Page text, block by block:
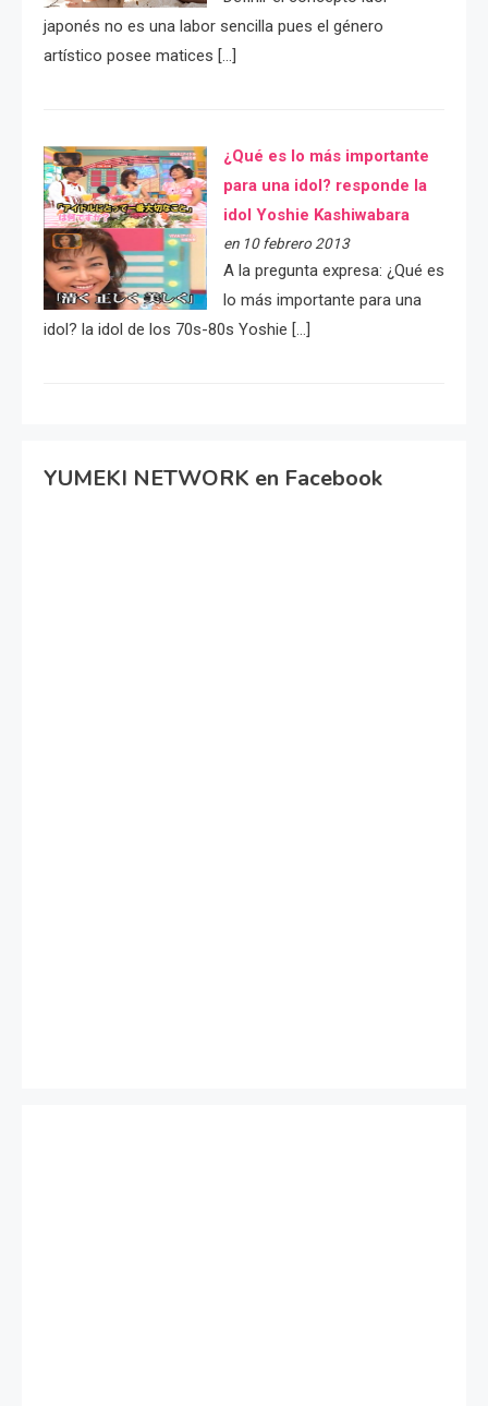
japonés no es una labor sencilla pues el género
artístico posee matices […]
¿Qué es lo más importante
para una idol? responde la
idol Yoshie Kashiwabara
en 10 febrero 2013
A la pregunta expresa: ¿Qué es
lo más importante para una
idol? la idol de los 70s-80s Yoshie […]
YUMEKI NETWORK en Facebook